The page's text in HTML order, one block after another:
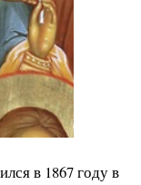
в 1867 году в